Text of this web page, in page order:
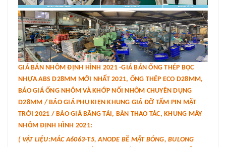
GIÁ BÁN NHÔM ĐỊNH HÌNH 2021 -GIÁ BÁN ỐNG THÉP BỌC
NHỰA ABS D28MM MỚI NHẤT 2021, ỐNG THÉP ECO D28MM,
BÁO GIÁ ỐNG NHÔM VÀ KHỚP NỐI NHÔM CHUYÊN DỤNG
D28MM / BÁO GIÁ PHỤ KIỆN KHUNG GIÁ ĐỠ TẤM PIN MẶT
TRỜI 2021 / BÁO GIÁ BĂNG TẢI, BÀN THAO TÁC, KHUNG MÁY
NHÔM ĐỊNH HÌNH 2021:
( VẬT LIỆU:MÁC A6063-T5, ANODE BỀ MẶT BÓNG, BULONG